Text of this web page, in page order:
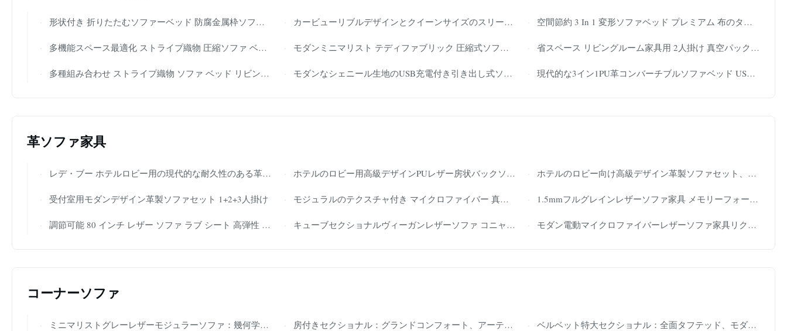
形状付き 折りたたむソファーベッド 防腐金属枠ソファ 収納用椅子とマットレス カービューリブルデザインとクイーンサイズのスリーパー機能を持つ現代的なベールベット折りたたたみのソファベッド 空間節約 3 In 1 変形ソファベッド プレミアム 布のタオリングと羽の泡の詰め込み
多機能スペース最適化 ストライプ織物 圧縮ソファ ベッド リビングルーム用 フリー コンビニ家具 モダンミニマリスト テディファブリック 圧縮式ソファ ベッド 空間節約 リビング 家具 変形式 2人座 ソファ 折りたたみ ソファ ベッド 省スペース リビングルーム家具用 2人掛け 真空パック圧縮ソファベッド
多種組み合わせ ストライプ織物 ソファ ベッド リビングルームの家具 掃除用 床 圧縮ソファ ベッド ソファ モダンなシェニール生地のUSB充電付き引き出し式ソファベッド、省スペース2人掛けソファ、リビングルーム家具 現代的な3イン1PU革コンバーチブルソファベッド USB充電ポートとスペース節約 引き出すソファベッド リビングルームの家具のために
革ソファ家具
レデ・ブー ホテルロビー用の現代的な耐久性のある革タフテッドソファ 高級革ソファ ソファ kr02 ホテルのロビー用高級デザインPUレザー房状バックソファセット ホテルのロビー向け高級デザイン革製ソファセット、可動式ヘッドレスト付き
受付室用モダンデザイン革製ソファセット 1+2+3人掛け モジュラルのテクスチャ付き マイクロファイバー 真皮 セクションソファ ソファ 防傷 1.5mmフルグレインレザーソファ家具 メモリーフォームカウチ リビングルーム用
調節可能 80 インチ レザー ソファ ラブ シート 高弾性 スポンジ 透気 キューブセクショナルヴィーガンレザーソファ コニャック リビングルーム用 モダン電動マイクロファイバーレザーソファ家具リクライニング180cmカスタム
コーナーソファ
ミニマリストグレーレザーモジュラーソファ：幾何学的なライン、プレミアム構造 – モダンアートハブ変革 房付きセクショナル：グランドコンフォート、アーティスティックな雰囲気 – 洗練されたデザインの聖域へと家を変身させましょう ベルベット特大セクショナル：全面タフテッド、モダンアートアクセント – ラグジュアリーで大胆なコンテンポラリーインテリアに最適